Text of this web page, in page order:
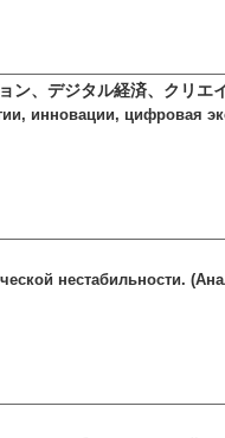
ン、デジタル経済、クリ
инновации, цифровая
нестабильности.